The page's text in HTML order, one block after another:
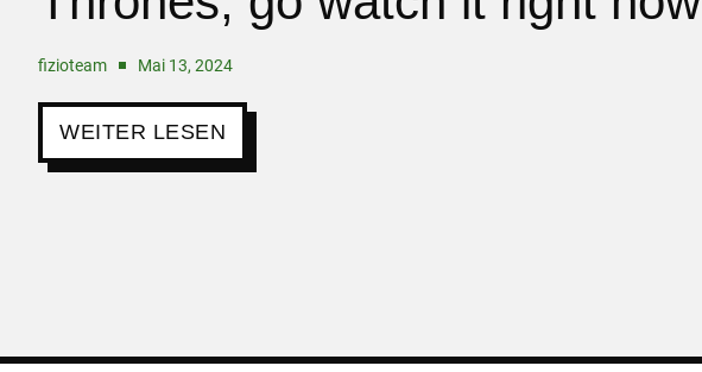
fizioteam Mai 13, 2024
WEITER LESEN